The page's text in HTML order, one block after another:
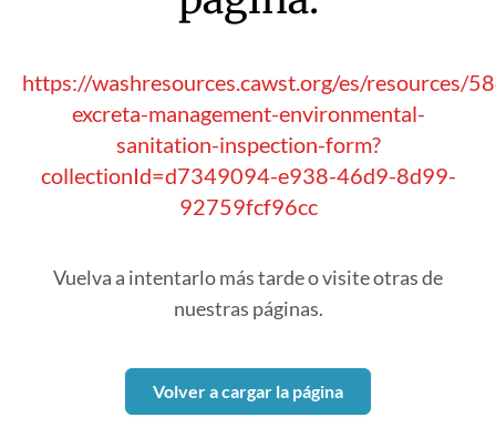
https://washresources.cawst.org/es/resources/
excreta-management-environmental-
sanitation-inspection-form?
collectionId=d7349094-e938-46d9-8d99-
92759fcf96cc
Vuelva a intentarlo más tarde o visite otras de
nuestras páginas.
Volver a cargar la página